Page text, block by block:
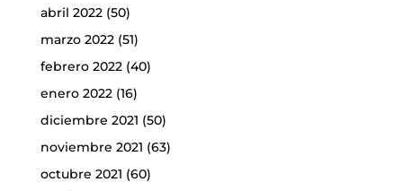
abril 2022(50)
marzo 2022(51)
febrero 2022(40)
enero 2022(16)
diciembre 2021 (50)
noviembre 2021 (63)
octubre 2021 (60)